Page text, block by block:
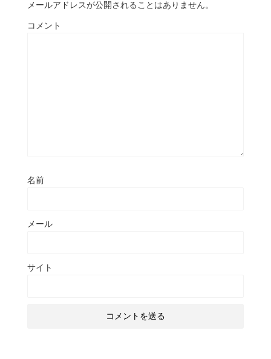
メールアドレスが公開されることはありません。
コメント
名前
メール
サイト